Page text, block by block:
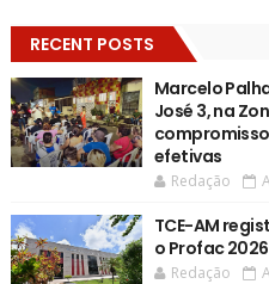
RECENT POSTS
Marcelo
José 3, na
efetivas
Redação
TCE-AM
o Profac
Redação